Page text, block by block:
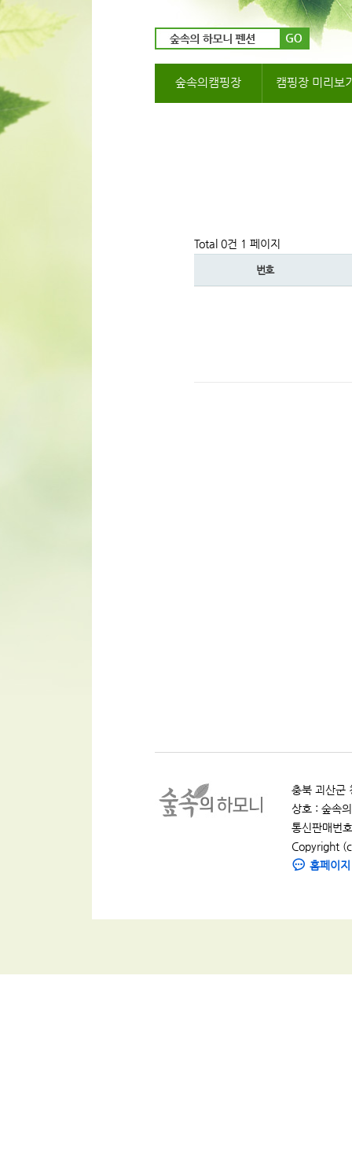
숲속의캠핑장 캠핑장 미리보
Total 0건 1 페이지
번호
충북 괴산군
상호 : 숲속
통신판매번
Copyright
홈페이